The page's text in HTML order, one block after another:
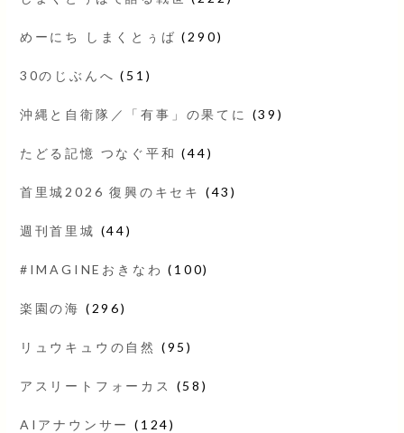
めーにち しまくとぅば (290)
30のじぶんへ (51)
沖縄と自衛隊／「有事」の果てに (39)
たどる記憶 つなぐ平和 (44)
首里城2026 復興のキセキ (43)
週刊首里城 (44)
#IMAGINEおきなわ (100)
楽園の海 (296)
リュウキュウの自然 (95)
アスリートフォーカス (58)
AIアナウンサー (124)